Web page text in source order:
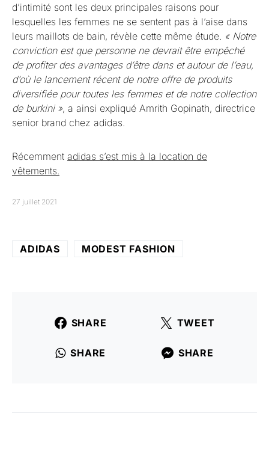
d’intimité sont les deux principales raisons pour
lesquelles les femmes ne se sentent pas à l’aise dans
leurs maillots de bain, révèle cette même étude. « Notre
conviction est que personne ne devrait être empêché
de profiter des avantages d’être dans et autour de l’eau,
d’où le lancement récent de notre offre de produits
diversifiée pour toutes les femmes et de notre collection
de burkini », a ainsi expliqué Amrith Gopinath, directrice
senior brand chez adidas.
Récemment adidas s’est mis à la location de
vêtements.
27 juillet 2021
ADIDAS MODEST FASHION
SHARE TWEET
SHARE SHARE